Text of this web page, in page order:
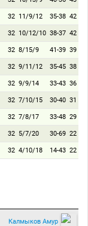
32 11/9/12 35-38 42
32 10/12/10 38-37 42
32 8/15/9 41-39 39
32 9/11/12 35-45 38
32 9/9/14 33-43 36
32 7/10/15 30-40 31
32 7/8/17 33-48 29
32 5/7/20 30-69 22
32 4/10/18 14-43 22
Калмыков Амур